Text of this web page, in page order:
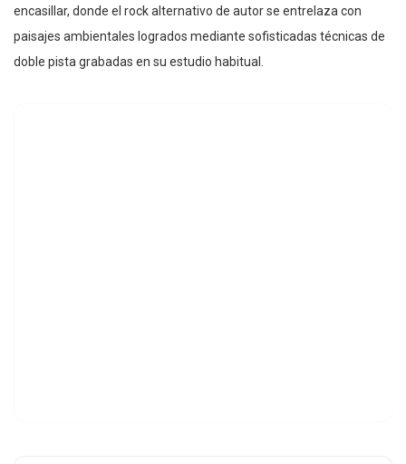
encasillar, donde el rock alternativo de autor se entrelaza con
paisajes ambientales logrados mediante sofisticadas técnicas de
doble pista grabadas en su estudio habitual.